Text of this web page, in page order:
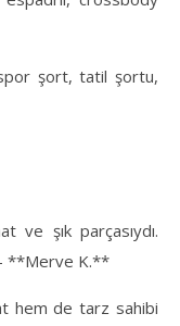
şort, tatil şortu,
ve şık parçasıydı.
**Merve K.**
hem de tarz sahibi